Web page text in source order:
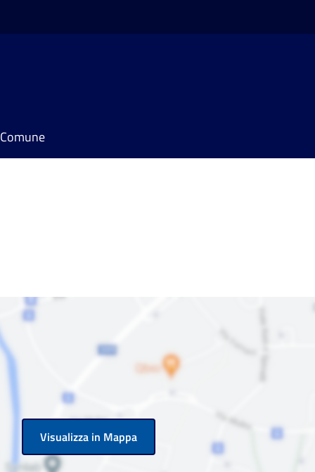
Visualizza in Mappa